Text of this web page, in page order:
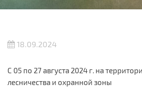
18.09.2024
С 05 по 27 августа 2024 г. на
лесничества и охранной зоны